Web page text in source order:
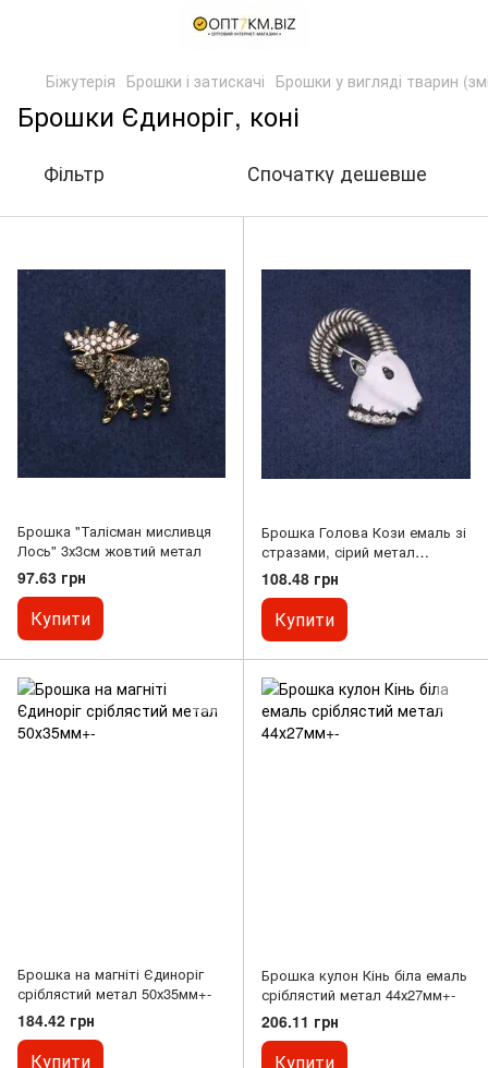
Біжутерія Брошки і затискачі Брошки у вигляді тварин
Брошки Єдиноріг, коні
Фільтр Спочатку дешевше
Брошка "Талісман мисливця
Лось" 3х3см жовтий метал
97.63 грн
Купити
Брошка Голова Кози емаль зі
стразами, сірий метал
33х36мм
108.48 грн
Купити
Брошка на магніті Єдиноріг
сріблястий метал 50х35мм+-
184.42 грн
Купити
Брошка кулон Кінь біла емаль
сріблястий метал 44х27мм+-
206.11 грн
Купити